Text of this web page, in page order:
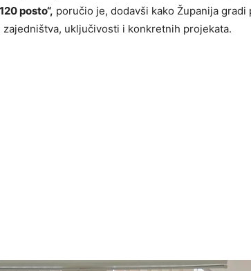
posto“, poručio je, dodavši kako Županija
zajedništva, uključivosti i konkretnih projekata.